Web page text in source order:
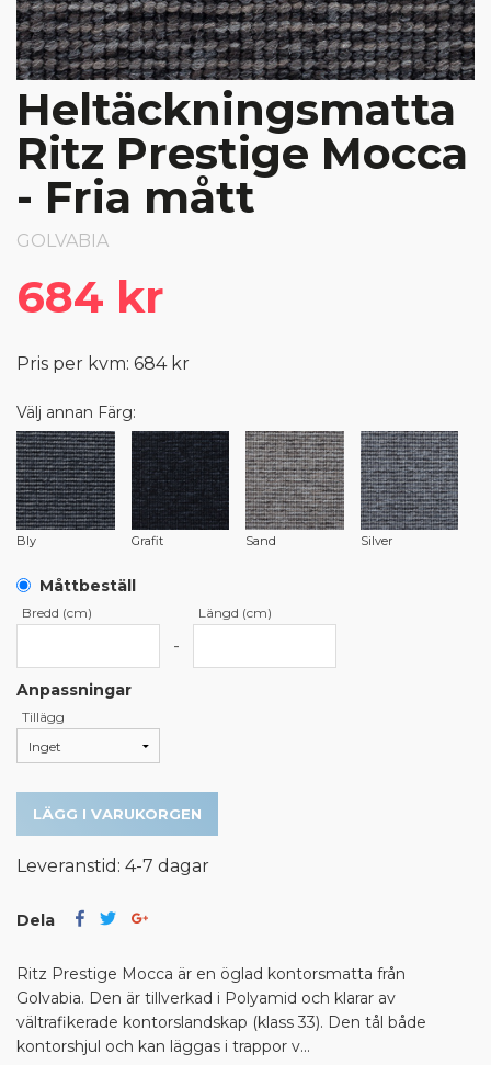
Heltäckningsmatta
Ritz Prestige Mocca
- Fria mått
GOLVABIA
684 kr
Pris per kvm: 684 kr
Välj annan Färg:
Bly Grafit Sand Silver
Måttbeställ
Bredd (cm)
-
Längd (cm)
Anpassningar
Tillägg
LÄGG I VARUKORGEN
Leveranstid: 4-7 dagar
Dela
Ritz Prestige Mocca är en öglad kontorsmatta från
Golvabia. Den är tillverkad i Polyamid och klarar av
vältrafikerade kontorslandskap (klass 33). Den tål både
kontorshjul och kan läggas i trappor v...